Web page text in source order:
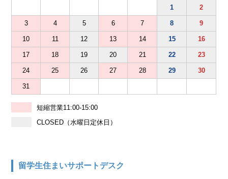
1 2
3 4 5 6 7 8 9
10 11 12 13 14 15 16
17 18 19 20 21 22 23
24 25 26 27 28 29 30
31
短縮営業11:00-15:00
CLOSED（水曜日定休日）
留学生住まいサポートデスク